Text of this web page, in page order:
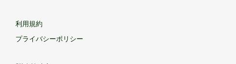
利用規約
プライバシーポリシー